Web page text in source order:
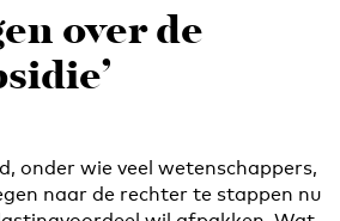
over de
onder wie veel wetenschappers,
naar de rechter te stappen nu